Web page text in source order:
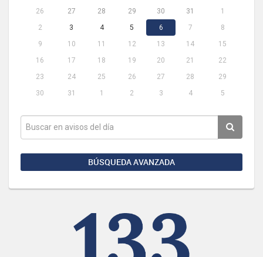
26 27 28 29 30 31
1
2
3 4 5 6 7
8
9
10 11 12 13 14
15
16
17 18 19 20 21
22
23
24 25 26 27 28
29
30
31 1 2 3 4 5
BÚSQUEDA AVANZADA